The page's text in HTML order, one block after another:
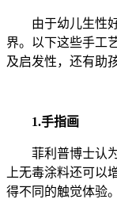
由于幼儿生性好
界。以下这些手工
及启发性，还有助
1.手指画
菲利普博士认为
上无毒涂料还可以
得不同的触觉体验